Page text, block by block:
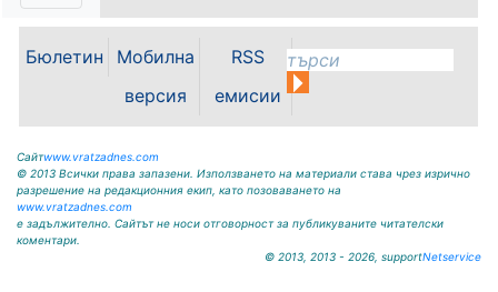
бъде открит градския стадион в
носи името на легендарния
Илия...
Бюлетин
Мобилна
версия
RSS
емисии
Сайтwww.vratzadnes.com
© 2013 Всички права запазени. Използването на материали става чрез изрично
разрешение на редакционния екип, като позоваването на
www.vratzadnes.com
е задължително. Сайтът не носи отговорност за публикуваните читателски
коментари.
© 2013, 2013 - 2026, supportNetservice